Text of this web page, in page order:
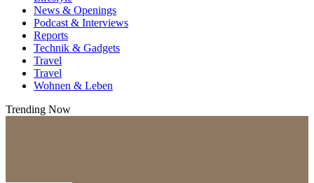
News & Openings
Podcast & Interviews
Reports
Technik & Gadgets
Travel
Travel
Wohnen & Leben
Trending Now